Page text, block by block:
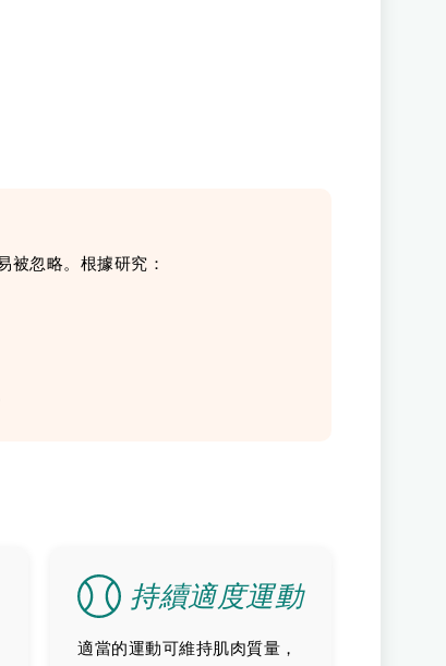
被忽略。根據研究：
持續適度運動
適當的運動可維持肌肉質量，